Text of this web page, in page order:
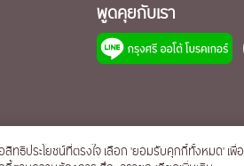
พูดคุยกับเรา
ทธิประโยชน์ที่ตรงใจ เลือก 'ยอมรับคุกกี้ทั้งหมด' เพื่อ